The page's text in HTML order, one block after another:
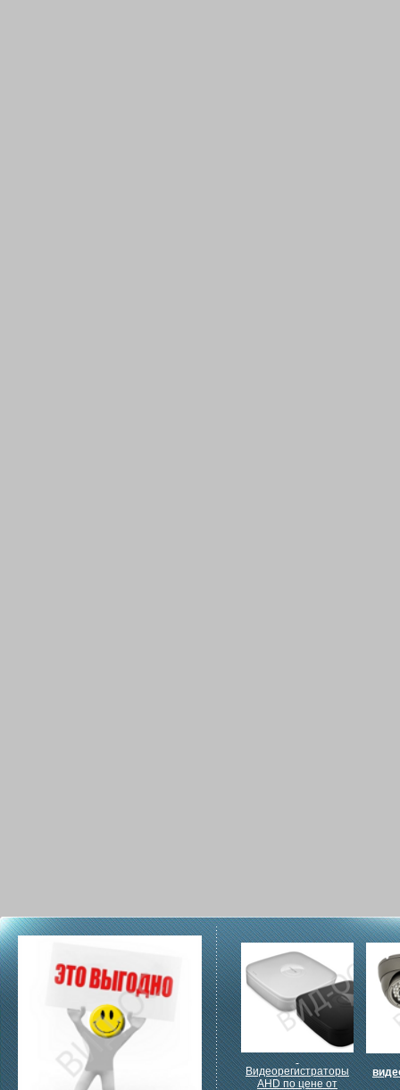
Видеорегистраторы
AHD по цене от